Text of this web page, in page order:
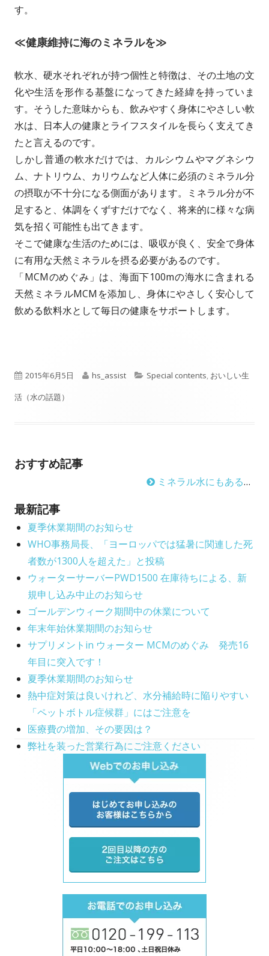
す。
≪健康維持に海のミネラルを≫
軟水、硬水それぞれが持つ個性と特徴は、その土地の文
化や生活を形作る基盤になってきた経緯を持っていま
す。そうした意味からも、飲みやすく身体にやさしい軟
水は、日本人の健康とライフスタイルを長らく支えてき
たと言えるのです。
しかし普通の軟水だけでは、カルシウムやマグネシウ
ム、ナトリウム、カリウムなど人体に必須のミネラル分
の摂取が不十分になる側面があります。ミネラル分が不
足すると、体調をくずすだけでなく、将来的に様々な病
気を招く可能性も出てきます。
そこで健康な生活のためには、吸収が良く、安全で身体
に有用な天然ミネラルを摂る必要があるのです。
「MCMのめぐみ」は、海面下100mの海水に含まれる
天然ミネラルMCMを添加し、身体にやさしく安心して
飲める飲料水として毎日の健康をサポートします。
P
u
i
h
e
d
n
2015年6月5日
A
hs_assist
C
o
e
s
Special contents, おいしい生
活（水の話題）
おすすめ記事
ミネラル水にもある、いろいろな種類と性格
最新記事
夏季休業期間のお知らせ
WHO事務局長、「ヨーロッパでは猛暑に関連した死
者数が1300人を超えた」と投稿
ウォーターサーバーPWD1500 在庫待ちによる、新
規申し込み中止のお知らせ
ゴールデンウィーク期間中の休業について
年末年始休業期間のお知らせ
サプリメントin ウォーター MCMのめぐみ 発売16
年目に突入です！
夏季休業期間のお知らせ
熱中症対策は良いけれど、水分補給時に陥りやすい
「ペットボトル症候群」にはご注意を
医療費の増加、その要因は？
弊社を装った営業行為にご注意ください